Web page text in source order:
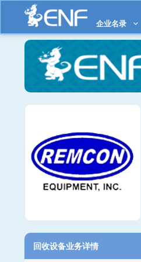
企业名录
回收设备业务详情